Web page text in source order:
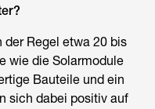
Regel etwa 20 bis
wie die Solarmodule
Bauteile und ein
sich dabei positiv auf